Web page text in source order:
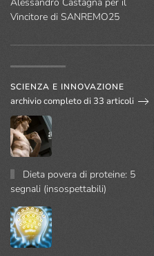
Vincitore di SANREMO25
SCIENZA E INNOVAZIONE
archivio completo di 33 articoli
Dieta povera di proteine: 5
segnali (insospettabili)